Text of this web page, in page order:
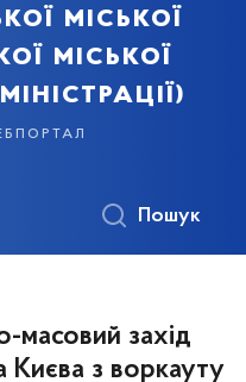
міської
міської
Пошук
масовий захід
Києва з воркауту